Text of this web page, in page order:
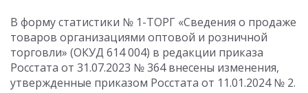
В форму статистики № 1-ТОРГ «Сведения о продаже
товаров организациями оптовой и розничной
торговли» (ОКУД 614 004) в редакции приказа
Росстата от 31.07.2023 № 364 внесены изменения,
утвержденные приказом Росстата от 11.01.2024№ 2.